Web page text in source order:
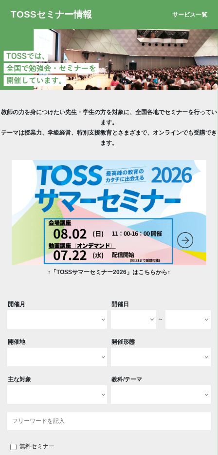
TOSSセミナー情報 サービス一覧
教師の力を身につけたい先生・学生の方を対象に、全国各地でセミナーを行ってい
ます。
テーマは授業力、学級経営、特別支援教育とさまざまで、オンラインでも受講でき
ます。
↑「TOSSサマーセミナー2026」はこちらから↑
開催月 開催日
～
開催地 開催形態
主な対象 教科/テーマ
無料セミナー